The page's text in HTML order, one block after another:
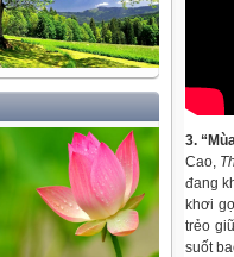
3.
Cao,
đang
khơi
trẻo
suốt